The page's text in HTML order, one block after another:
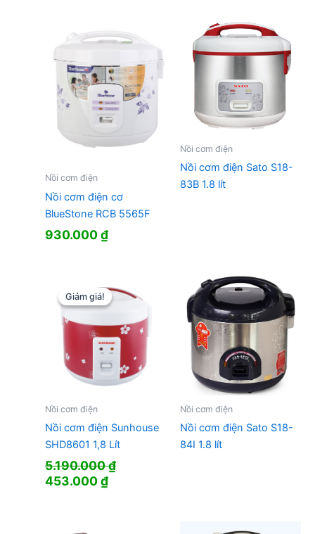
750.000 ₫.
Nồi cơm điện
Nồi cơm điện cơ
BlueStone RCB 5565F
930.000₫
Nồi cơm điện
Nồi cơm điện Sato S18-
83B 1.8 lít
Giảm giá!
Giảm giá!
Nồi cơm điện
Nồi cơm điện Sunhouse
SHD8601 1,8 Lít
5.190.000₫
Giá
453.000₫Giá
Nồi cơm điện
Nồi cơm điện Sato S18-
84I 1.8 lít